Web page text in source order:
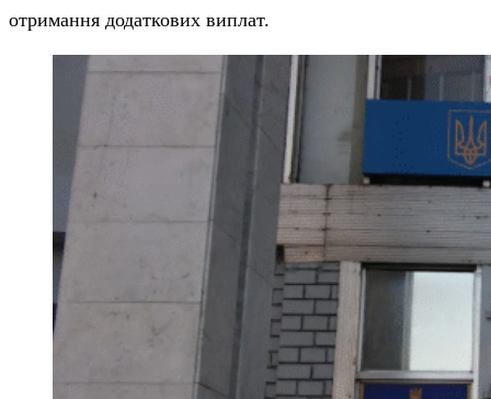
отримання додаткових виплат.